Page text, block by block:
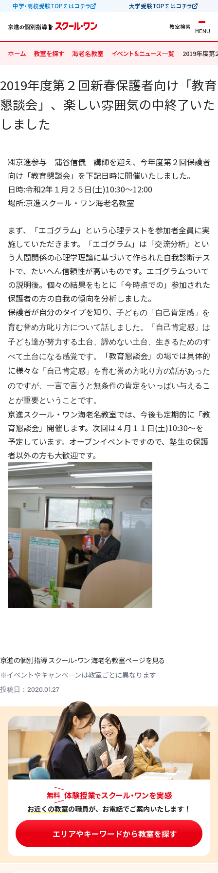
中学・高校受験TOP∑はコチラ 大学受験TOP∑はコチラ
教室検索
MENU
ホーム 教室を探す 海老名教室 イベント＆ニュース一覧 2019年度第
2019年度第２回新春保護者向け「教育
懇談会」、楽しい雰囲気の中終了いた
しました
㈱京進参与 蒲谷信儀 講師を迎え、今年度第２回保護者
向け「教育懇談会」を下記日時に開催いたしました。
日時:令和2年１月２５日(土)10:30～12:00
場所:京進スクール・ワン海老名教室
まず、「エゴグラム」という心理テストを参加者全員に実
施していただきます。「エゴグラム」は「交流分析」とい
う人間関係の心理学理論に基づいて作られた自我診断テス
トで、たいへん信頼性が高いものです。エゴグラムついて
の説明後。個々の結果をもとに「今時点での」参加された
保護者の方の自我の傾向を分析しました。
保護者が自分のタイプを知り、 子どもの「自己肯定感」を
育む誉め方叱り方について話しました。「自己肯定感」は
子ども達が努力する土台、諦めない土台、生きるためのす
べて土台になる感覚です。
「教育懇談会」の場では具体的
に様々な 「自己肯定感」を育む誉め方叱り方の話があった
のですが、一言で言うと無条件の肯定をいっぱい与えるこ
とが重要ということです。
京進スクール・ワン海老名教室では、今後も定期的に「教
育懇談会」開催します。次回は４月１１日(土)10:30～を
予定しています。オーブンイベントですので、塾生の保護
者以外の方も大歓迎です。
京進の個別指導 スクール・ワン 海老名教室ページを見る
※イベントやキャンペーンは教室ごとに異なります
投稿日：2020.01.27
無料 体験授業でスクール・ワンを実感
お近くの教室の職員が、お電話でご案内いたします！
エリアやキーワードから教室を探す